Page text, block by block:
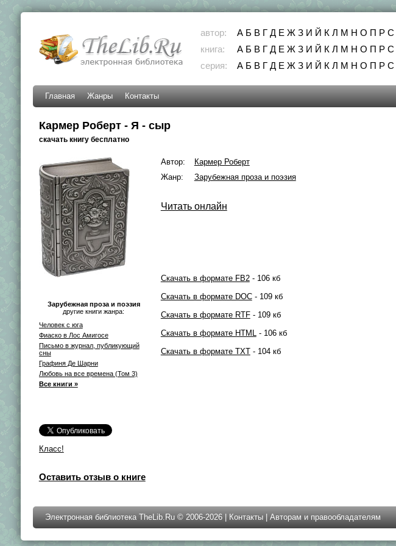
автор: А Б В Г Д Е Ж З И Й К Л М Н О П Р С
книга:
А Б В Г Д Е Ж З И Й К Л М Н О П Р С
серия:
А Б В Г Д Е Ж З И Й К Л М Н О П Р С
Главная Жанры Контакты
Кармер Роберт - Я - сыр
скачать книгу бесплатно
Зарубежная проза и поэзия
другие книги жанра:
Человек с юга
Фиаско в Лос Амигосе
Письмо в журнал, публикующий
сны
Графиня Де Шарни
Любовь на все времена (Том 3)
Все книги »
Класс!
Автор:
Кармер Роберт
Жанр:
Зарубежная проза и поэзия
Читать онлайн
Скачать в формате FB2- 106 кб
Скачать в формате DOC- 109 кб
Скачать в формате RTF- 109 кб
Скачать в формате HTML- 106 кб
Скачать в формате TXT- 104 кб
Оставить отзыв о книге
Электронная библиотека TheLib.Ru © 2006-2026 | Контакты| Авторам и правообладателям